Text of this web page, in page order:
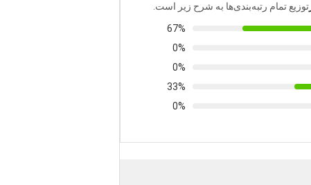
توزیع تمام رتبه‌بندی‌ها به شرح زیر است.
67%
0%
0%
33%
0%